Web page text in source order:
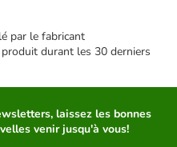
par le fabricant
durant les 30 derniers
laissez les bonnes
venir jusqu'à vous!